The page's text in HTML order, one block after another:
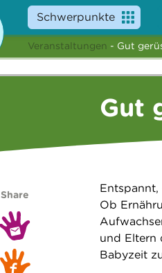
Schwerpunkte
Veranstaltungen - Gut
Gut
Ob
und Eltern
Babyzeit
Share